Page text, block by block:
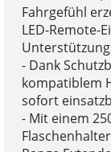
Fahrgefühl
LED-Remote-
- Dank
kompatiblem
sofort
- Mit einem